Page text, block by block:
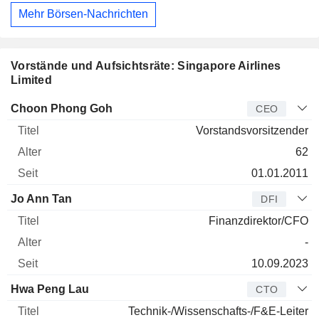
Mehr Börsen-Nachrichten
Vorstände und Aufsichtsräte: Singapore Airlines
Limited
Manager Titel Alter
Choon Phong Goh CEO
Vorstandsvorsitzender
62
01.01.2011
Jo Ann Tan DFI
Finanzdirektor/CFO
-
10.09.2023
Hwa Peng Lau CTO
Technik-/Wissenschafts-/F&E-Leiter